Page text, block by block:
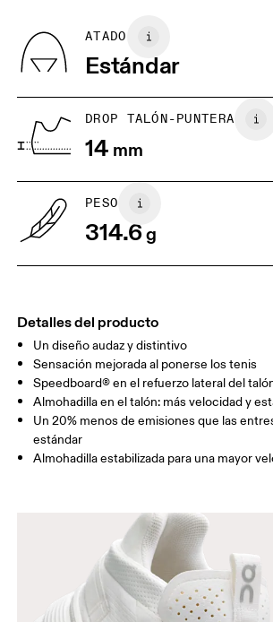
BR 37
EU 40
25
UK
Arrastra en sentido horizontal para ver más.
Tongue: 80% Recycled Polyester, 20%
País de origen
Vietnam
ATADO
Estándar
DROP TALÓN-PUNTERA
14 mm
PESO
314.6g
Detalles del producto
Un diseño audaz y distintivo
Sensación mejorada al ponerse los tenis
Speedboard® en el refuerzo lateral del
Almohadilla en el talón: más velocidad y
Un 20% menos de emisiones que las
estándar
Almohadilla estabilizada para una mayor